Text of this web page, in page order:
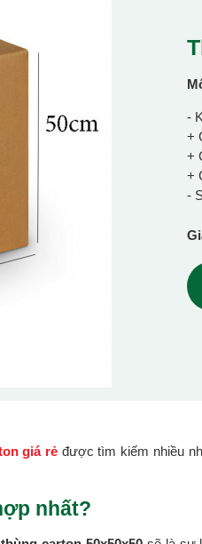
-
+
+
+
-
giá rẻ được tìm kiếm nhiều
nhất?